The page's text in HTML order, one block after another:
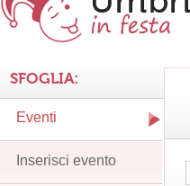
SFOGLIA:
Eventi
Inserisci evento